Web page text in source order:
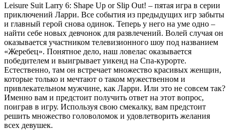
Leisure Suit Larry 6: Shape Up or Slip Out! – пятая игра в серии
приключений Ларри. Все события из предыдущих игр забыты
и главный герой снова одинок. Теперь у него на уме одно –
найти себе новых девчонок для развлечений. Волей случая он
оказывается участником телевизионного шоу под названием
«Жеребец». Понятное дело, наш ловелас оказывается
победителем и выигрывает уикенд на Спа-курорте.
Естественно, там он встречает множество красивых женщин,
которые только и мечтают о таком мужественном и
привлекательном мужчине, как Ларри. Или это не совсем так?
Именно вам и предстоит получить ответ на этот вопрос,
поиграв в игру. Используя свою смекалку, вам предстоит
решить множество головоломок и удовлетворить желания
всех девушек.